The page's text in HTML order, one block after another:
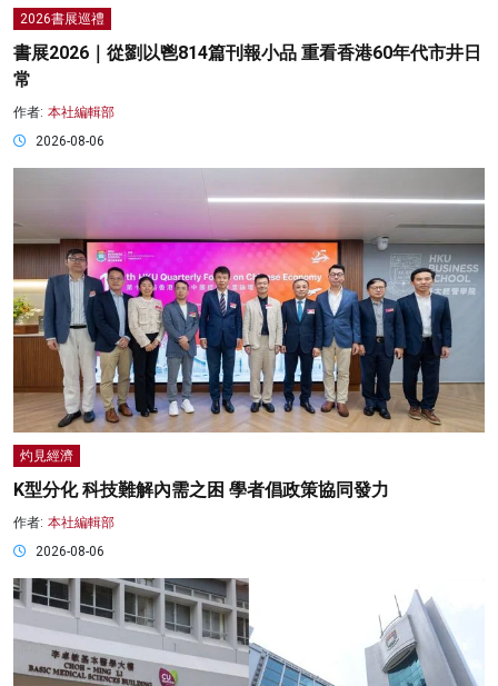
2026書展巡禮
書展2026｜從劉以鬯814篇刊報小品 重看香港60年代市井日
常
作者: 本社編輯部
2026-08-06
灼見經濟
K型分化 科技難解內需之困 學者倡政策協同發力
作者: 本社編輯部
2026-08-06